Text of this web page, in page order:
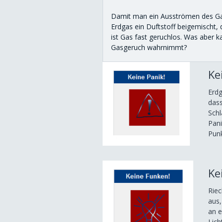
Damit man ein Ausströmen des
Erdgas ein Duftstoff beigemischt,
ist Gas fast geruchlos. Was aber
Gasgeruch wahrnimmt?
an